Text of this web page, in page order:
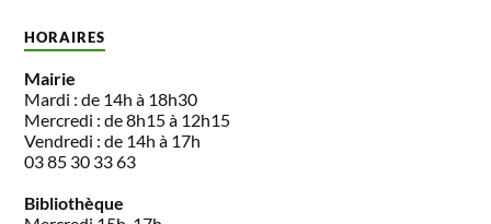
HORAIRES
Mairie
Mardi : de 14h à 18h30
Mercredi : de 8h15 à 12h15
Vendredi : de 14h à 17h
03 85 30 33 63
Bibliothèque